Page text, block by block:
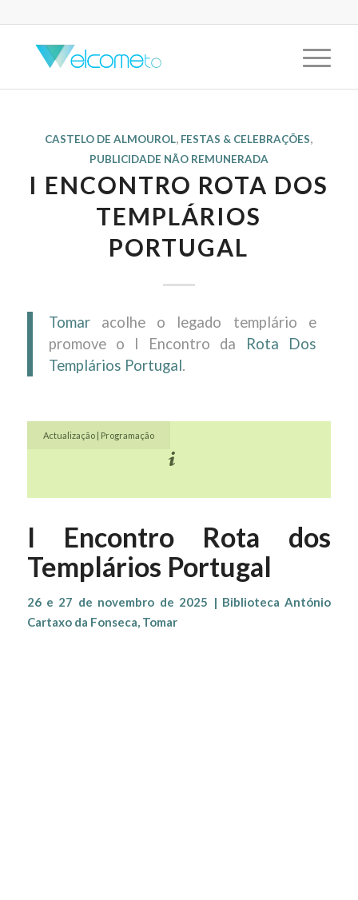
CASTELO DE ALMOUROL, FESTAS & CELEBRAÇÕES,
PUBLICIDADE NÃO REMUNERADA
I ENCONTRO ROTA DOS
TEMPLÁRIOS
PORTUGAL
Tomaracolhe o legado templário e
promove o I Encontro da
Rota Dos
Templários Portugal.
Actualização | Programação
I Encontro Rota dos
Templários Portugal
26 e 27 de novembro de 2025 | Biblioteca António
Cartaxo da Fonseca, Tomar